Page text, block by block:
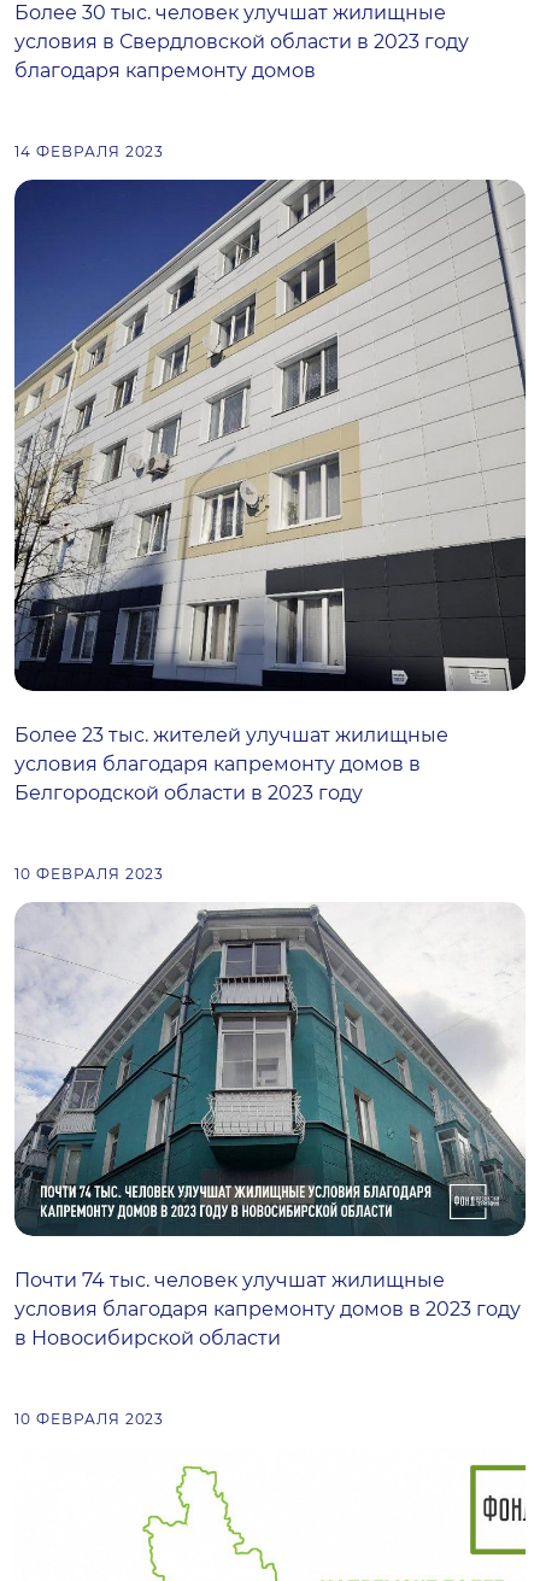
Более 30 тыс. человек улучшат жилищные
условия в Свердловской области в 2023 году
благодаря капремонту домов
14 ФЕВРАЛЯ 2023
Более 23 тыс. жителей улучшат жилищные
условия благодаря капремонту домов в
Белгородской области в 2023 году
10 ФЕВРАЛЯ 2023
Почти 74 тыс. человек улучшат жилищные
условия благодаря капремонту домов в 2023 году
в Новосибирской области
10 ФЕВРАЛЯ 2023